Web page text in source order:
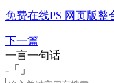
免费在线PS 网页版整
下一篇
一言一句话
-「
」